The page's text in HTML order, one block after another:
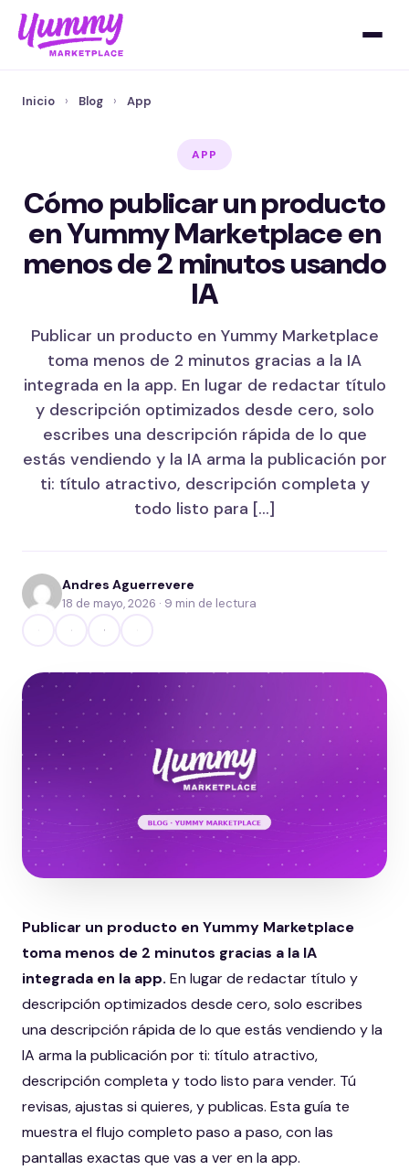
Inicio › Blog › App
APP
Cómo publicar un producto
en Yummy Marketplace en
menos de 2 minutos usando
IA
Publicar un producto en Yummy Marketplace
toma menos de 2 minutos gracias a la IA
integrada en la app. En lugar de redactar título
y descripción optimizados desde cero, solo
escribes una descripción rápida de lo que
estás vendiendo y la IA arma la publicación por
ti: título atractivo, descripción completa y
todo listo para […]
Andres Aguerrevere
18 de mayo, 2026 · 9 min de lectura
Publicar un producto en Yummy Marketplace
toma menos de 2 minutos gracias a la IA
integrada en la app. En lugar de redactar título y
descripción optimizados desde cero, solo escribes
una descripción rápida de lo que estás vendiendo y la
IA arma la publicación por ti: título atractivo,
descripción completa y todo listo para vender. Tú
revisas, ajustas si quieres, y publicas. Esta guía te
muestra el flujo completo paso a paso, con las
pantallas exactas que vas a ver en la app.